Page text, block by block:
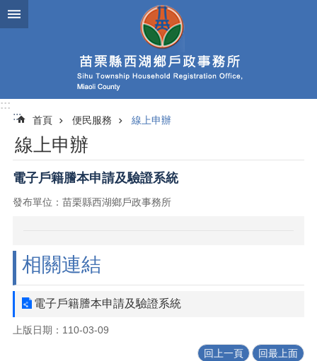
跳到主要內容區塊
:::
:::
首頁 便民服務 線上申辦
線上申辦
電子戶籍謄本申請及驗證系統
發布單位：苗栗縣西湖鄉戶政事務所
相關連結
電子戶籍謄本申請及驗證系統
上版日期：110-03-09
回上一頁 回最上面